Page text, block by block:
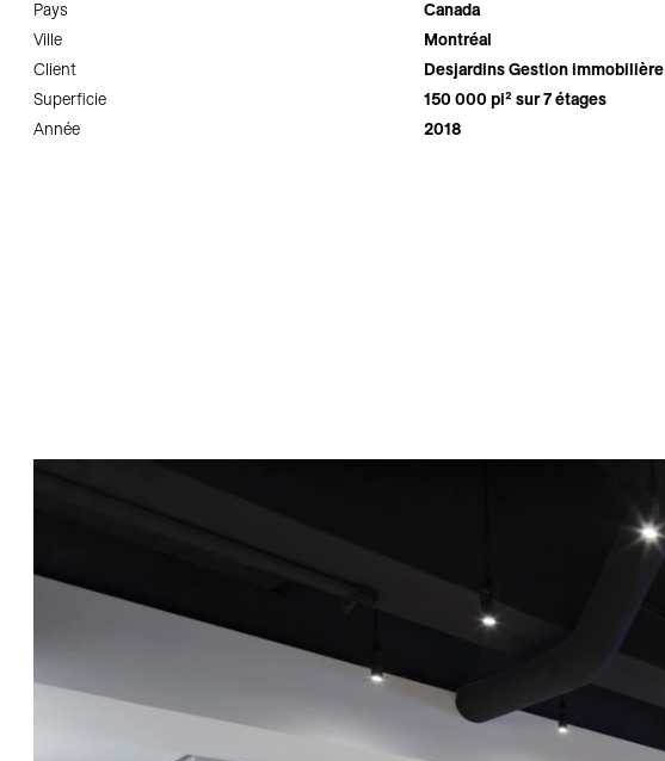
Pays
Canada
Ville
Montréal
Client
Desjardins Gestion immobilière
Superficie
150 000 pi² sur 7 étages
Année
2018